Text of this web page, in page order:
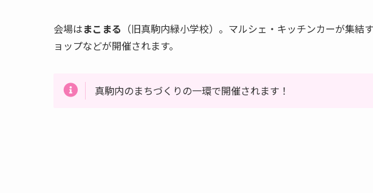
会場はまこまる （旧真駒内緑小学校）。マルシェ・キッチンカーが集
ョップなどが開催されます。
真駒内のまちづくりの一環で開催されます！